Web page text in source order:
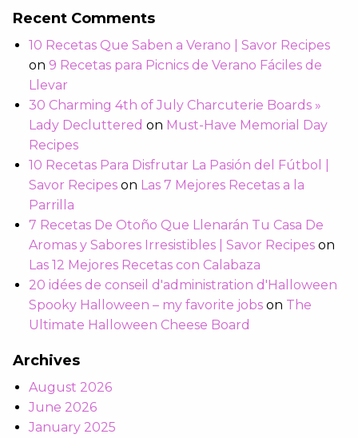
Recent Comments
10 Recetas Que Saben a Verano | Savor Recipes
on 9 Recetas para Picnics de Verano Fáciles de
Llevar
30 Charming 4th of July Charcuterie Boards »
Lady Decluttered on Must-Have Memorial Day
Recipes
10 Recetas Para Disfrutar La Pasión del Fútbol |
Savor Recipes on Las 7 Mejores Recetas a la
Parrilla
7 Recetas De Otoño Que Llenarán Tu Casa De
Aromas y Sabores Irresistibles | Savor Recipes on
Las 12 Mejores Recetas con Calabaza
20 idées de conseil d'administration d'Halloween
Spooky Halloween – my favorite jobs on The
Ultimate Halloween Cheese Board
Archives
August 2026
June 2026
January 2025